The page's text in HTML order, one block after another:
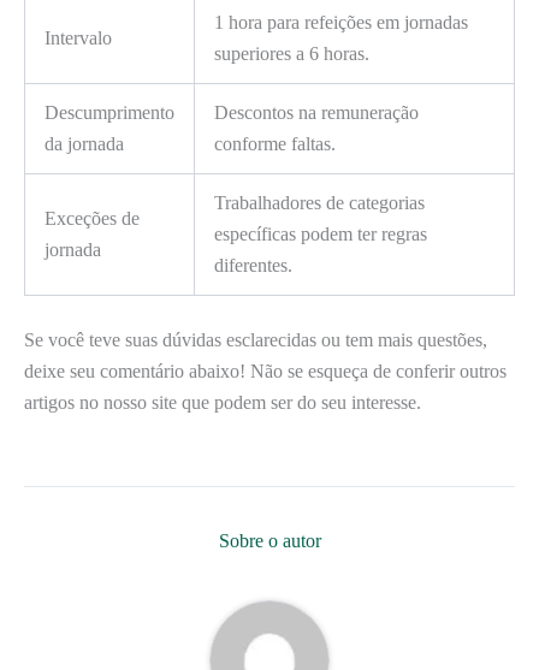
Intervalo
1 hora para refeições em jornadas
superiores a 6 horas.
Descumprimento
da jornada
Descontos na remuneração
conforme faltas.
Exceções de
jornada
Trabalhadores de categorias
específicas podem ter regras
diferentes.
Se você teve suas dúvidas esclarecidas ou tem mais questões,
deixe seu comentário abaixo! Não se esqueça de conferir outros
artigos no nosso site que podem ser do seu interesse.
Sobre o autor